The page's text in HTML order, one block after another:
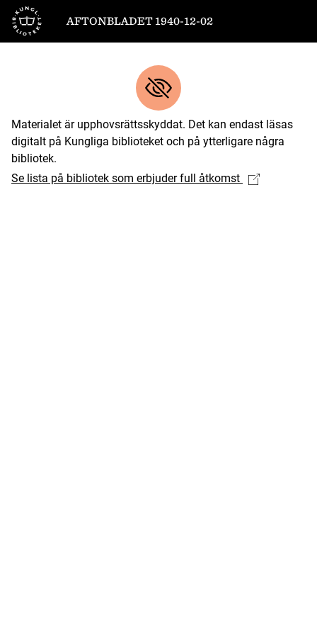
Till startsidan
AFTONBLADET 1940-12-02
Materialet är upphovsrättsskyddat. Det kan endast läsas
digitalt på Kungliga biblioteket och på ytterligare några
bibliotek.
Se lista på bibliotek som erbjuder full åtkomst